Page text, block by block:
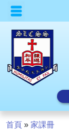
首頁 » 家課冊